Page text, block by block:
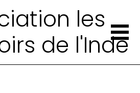
les
de l'Inde